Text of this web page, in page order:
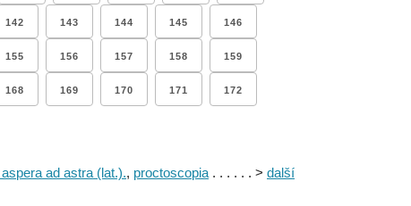
142 143 144 145 146
155 156 157 158 159
168 169 170 171 172
ad astra (lat.)., proctoscopia . . . . . . > další